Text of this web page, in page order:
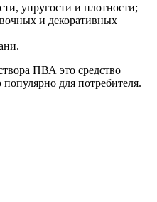
упругости и плотности;
и декоративных
ПВА это средство
для потребителя.